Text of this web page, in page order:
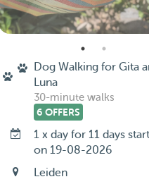
Dog Walking for Gita
Luna
30-minute walks
6 OFFERS
1 x day for 11 days
on 19-08-2026
Leiden